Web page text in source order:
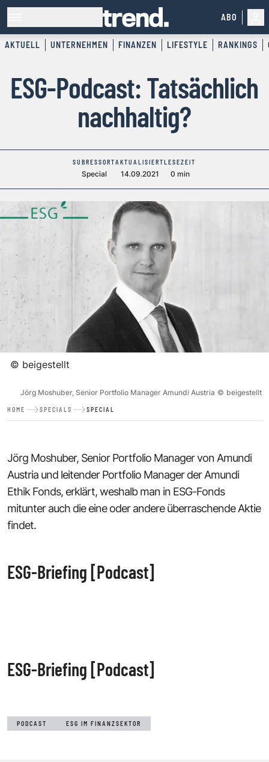
ABO
AKTUELL UNTERNEHMEN FINANZEN LIFESTYLE RANKINGS
ESG-Podcast: Tatsächlich
nachhaltig?
SUBRESSORT
Special
AKTUALISIERT
14.09.2021
LESEZEIT
0 min
© beigestellt
Jörg Moshuber, Senior Portfolio Manager Amundi Austria © beigestellt
HOME SPECIALS SPECIAL
Jörg Moshuber, Senior Portfolio Manager von Amundi
Austria und leitender Portfolio Manager der Amundi
Ethik Fonds, erklärt, weshalb man in ESG-Fonds
mitunter auch die eine oder andere überraschende Aktie
findet.
ESG-Briefing [Podcast]
ESG-Briefing [Podcast]
PODCAST ESG IM FINANZSEKTOR